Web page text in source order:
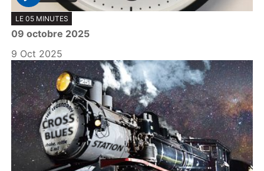
P
l
a
y
LE 05 MINUTES
09 octobre 2025
9 Oct 2025